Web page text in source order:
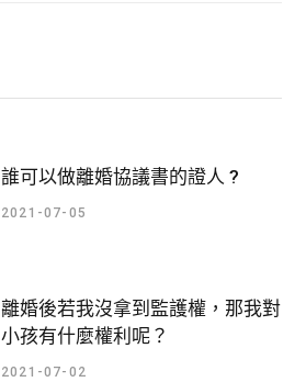
誰可以做離婚協議書的證人 ?
2021-07-05
離婚後若我沒拿到監護權，那我對
小孩有什麼權利呢？
2021-07-02